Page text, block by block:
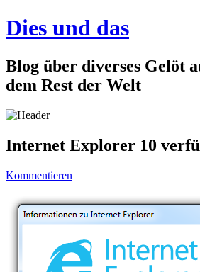
Dies und das
Blog über diverses Gelöt
dem Rest der Welt
Internet Explorer 10
Kommentieren